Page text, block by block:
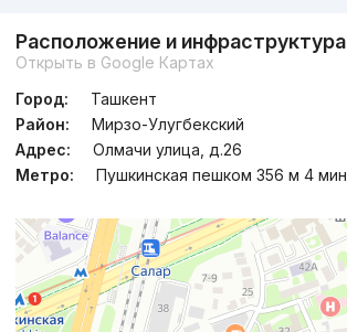
Сдача 4кв 2026 ,Tower Up
ЖК «Pushkin»
+998 (55) 520...
Расположение и инфраструктура
Открыть в Google Картах
Город:
Ташкент
Район:
Мирзо-Улугбекский
Адрес:
Олмачи улица, д.26
Метро:
Пушкинская пешком 356 м 4 мин